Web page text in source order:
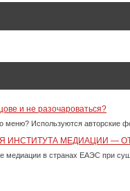
и не разочароваться?
меню? Используются авторские
МЕДИАЦИИ —
медиации в странах ЕАЭС при